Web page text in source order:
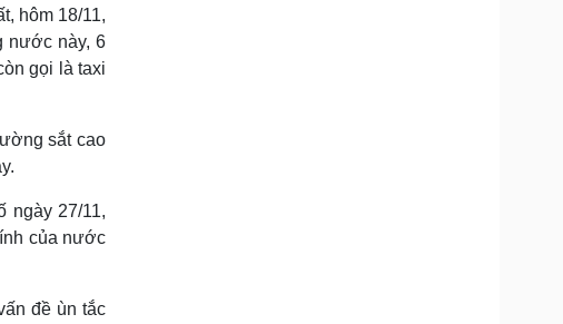
hôm 18/11,
nước này, 6
gọi là taxi
sắt cao
ngày 27/11,
của nước
đề ùn tắc